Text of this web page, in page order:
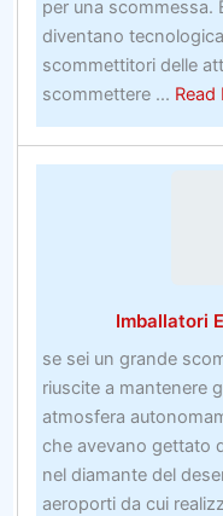
per una scommessa.
diventano
scommettitori delle
scommettere ... Read
Imballatori
se sei un grande
riuscite a mantenere
atmosfera
che avevano gettato
nel diamante del
aeroporti da cui